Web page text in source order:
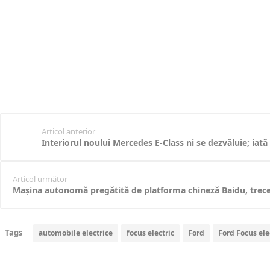
Articol anterior
Articol următor
Mașina autonomă pregătită de platforma chineză Baidu,
Tags automobile electrice focus electric Ford Ford Focus